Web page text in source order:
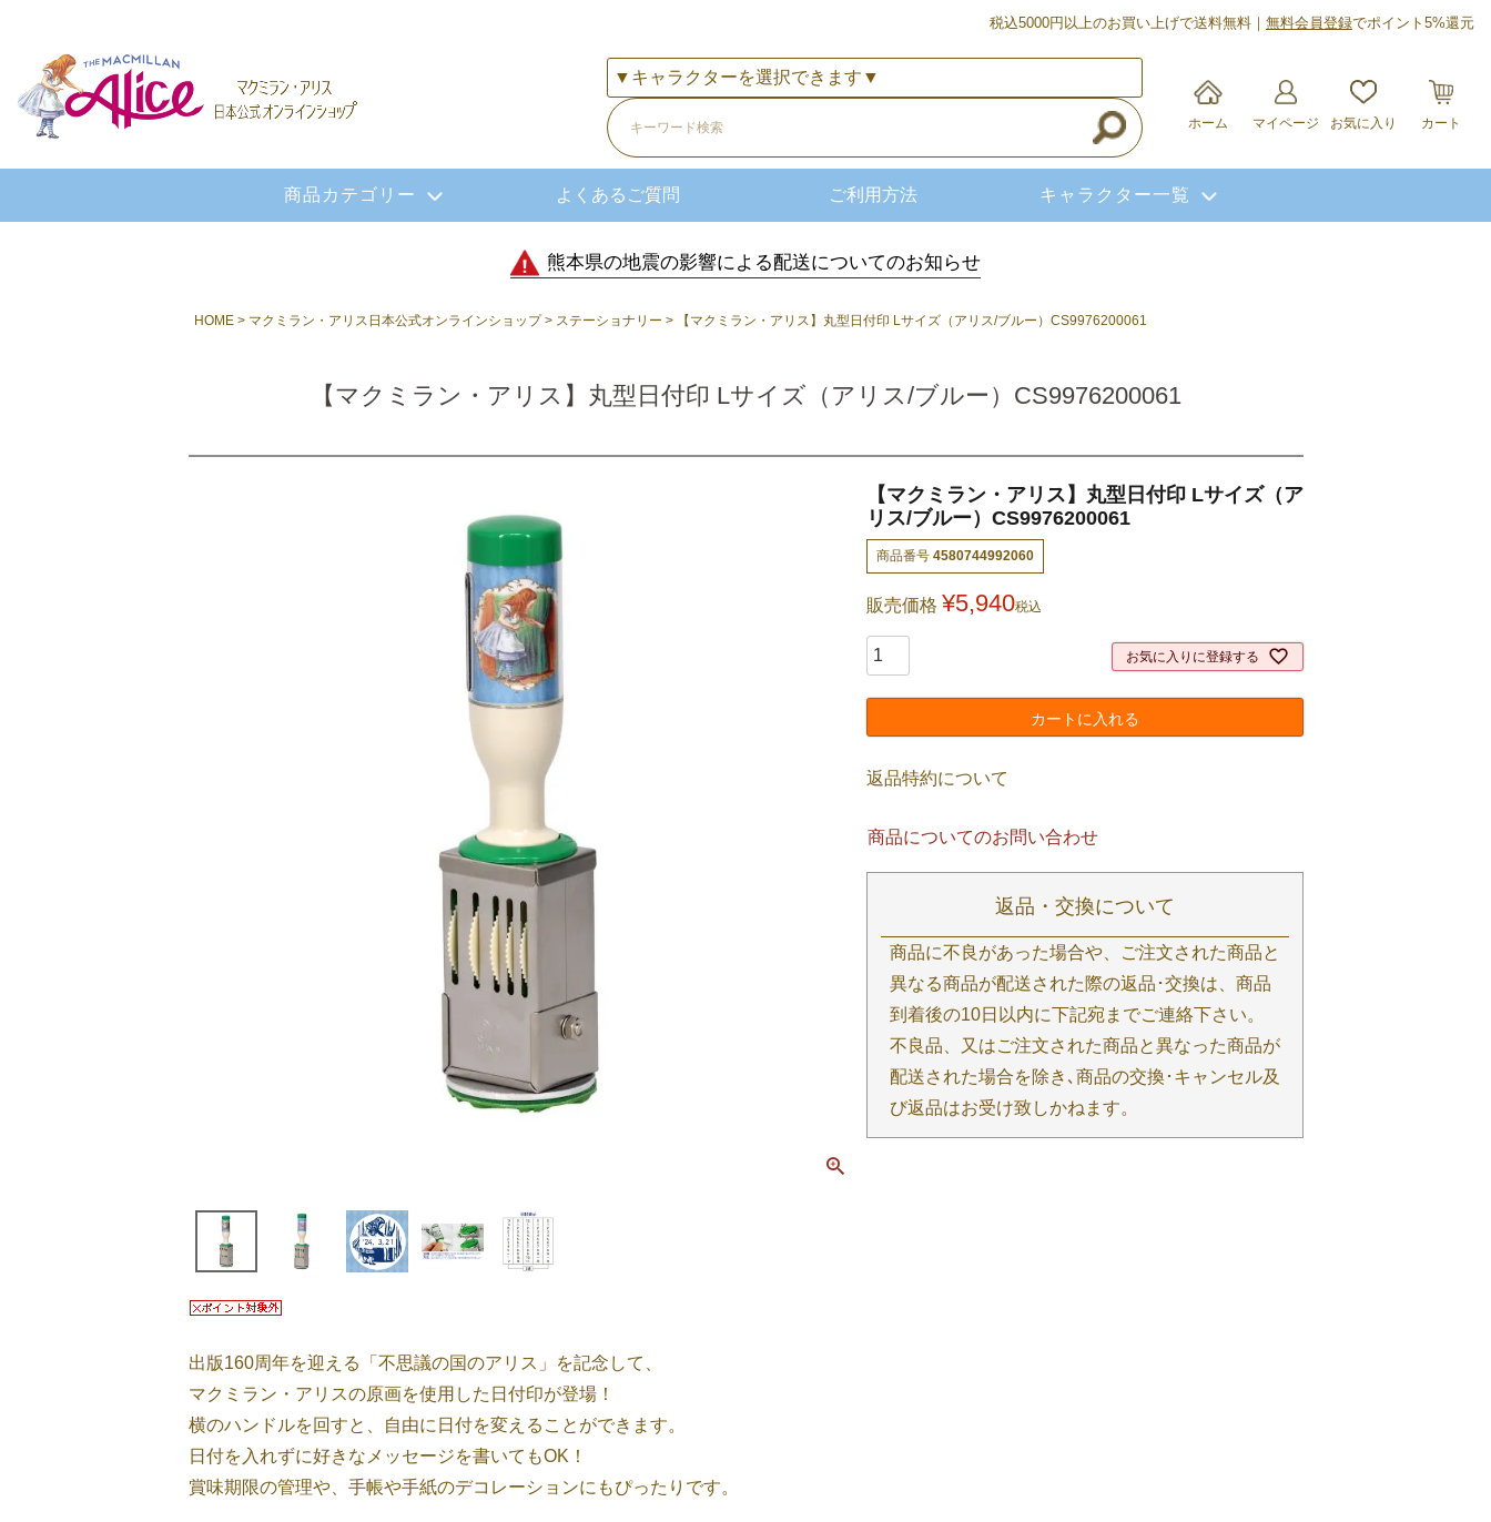
税込5000円以上のお買い上げで送料無料｜ 無料会員登録でポイント5%還元
ホーム マイページ お気に入り カート
商品カテゴリー よくあるご質問 ご利用方法 キャラクター一覧
熊本県の地震の影響による配送についてのお知らせ
HOME マクミラン・アリス日本公式オンラインショップ ステーショナリー 【マクミラン・アリス】丸型日付印 Lサイズ（アリス/ブルー）CS9976200061
【マクミラン・アリス】丸型日付印 Lサイズ（アリス/ブルー）CS9976200061
出版160周年を迎える「不思議の国のアリス」を記念して、
マクミラン・アリスの原画を使用した日付印が登場！
横のハンドルを回すと、自由に日付を変えることができます。
日付を入れずに好きなメッセージを書いてもOK！
賞味期限の管理や、手帳や手紙のデコレーションにもぴったりです。
【マクミラン・アリス】丸型日付印 Lサイズ（ア
リス/ブルー）CS9976200061
商品番号 4580744992060
販売価格 ¥5,940税込
お気に入りに登録する
カートに入れる
返品特約について
商品についてのお問い合わせ
返品・交換について
商品に不良があった場合や、ご注文された商品と
異なる商品が配送された際の返品･交換は、商品
到着後の10日以内に下記宛までご連絡下さい。
不良品、又はご注文された商品と異なった商品が
配送された場合を除き､商品の交換･キャンセル及
び返品はお受け致しかねます。